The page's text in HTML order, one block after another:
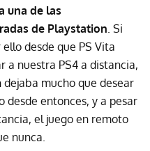
una de las
de Playstation . Si
desde que PS Vita
a nuestra PS4 a distancia,
mucho que desear
desde entonces, y a pesar
el juego en remoto
nunca.